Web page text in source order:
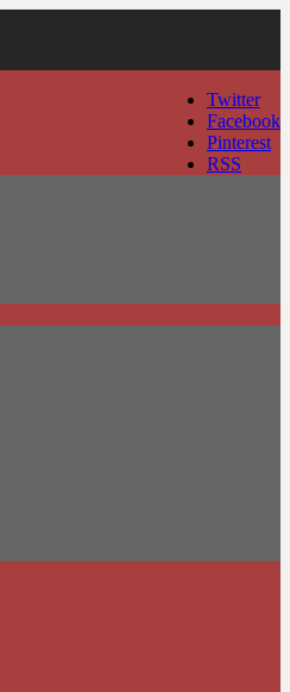
Twitter
Facebook
Pinterest
RSS